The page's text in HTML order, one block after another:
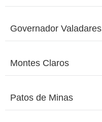
Governador Valadares
Montes Claros
Patos de Minas